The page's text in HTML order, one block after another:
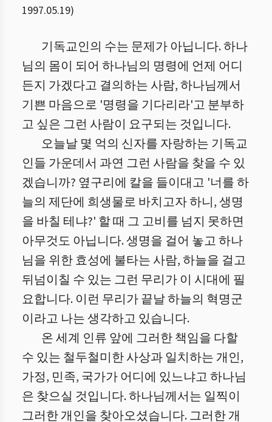
1997.05.19)
기독교인의 수는 문제가 아닙니다. 하나
님의 몸이 되어 하나님의 명령에 언제 어디
든지 가겠다고 결의하는 사람, 하나님께서
기쁜 마음으로 '명령을 기다리라'고 분부하
고 싶은 그런 사람이 요구되는 것입니다.
오늘날 몇 억의 신자를 자랑하는 기독교
인들 가운데서 과연 그런 사람을 찾을 수 있
겠습니까? 옆구리에 칼을 들이대고 '너를 하
늘의 제단에 희생물로 바치고자 하니, 생명
을 바칠 테냐?' 할 때 그 고비를 넘지 못하면
아무것도 아닙니다. 생명을 걸어 놓고 하나
님을 위한 효성에 불타는 사람, 하늘을 걸고
뒤넘이칠 수 있는 그런 무리가 이 시대에 필
요합니다. 이런 무리가 끝날 하늘의 혁명군
이라고 나는 생각하고 있습니다.
온 세계 인류 앞에 그러한 책임을 다할
수 있는 철두철미한 사상과 일치하는 개인,
가정, 민족, 국가가 어디에 있느냐고 하나님
은 찾으실 것입니다. 하나님께서는 일찍이
그러한 개인을 찾아오셨습니다. 그러한 개